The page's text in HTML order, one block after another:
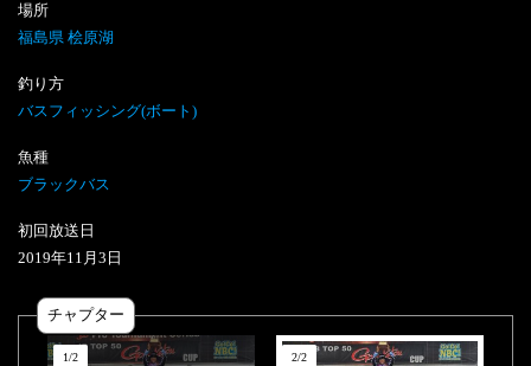
場所
福島県 桧原湖
釣り方
バスフィッシング(ボート)
魚種
ブラックバス
初回放送日
2019年11 月 3 日
チャプター
1/2 2/2